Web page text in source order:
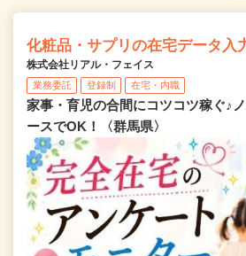
化粧品・サプリの在宅データ入
株式会社リアル・フェイス
業務委託 登録制 在宅・内職
家事・育児の合間にコツコツ稼ぐ♪
ースでOK！〈群馬県〉